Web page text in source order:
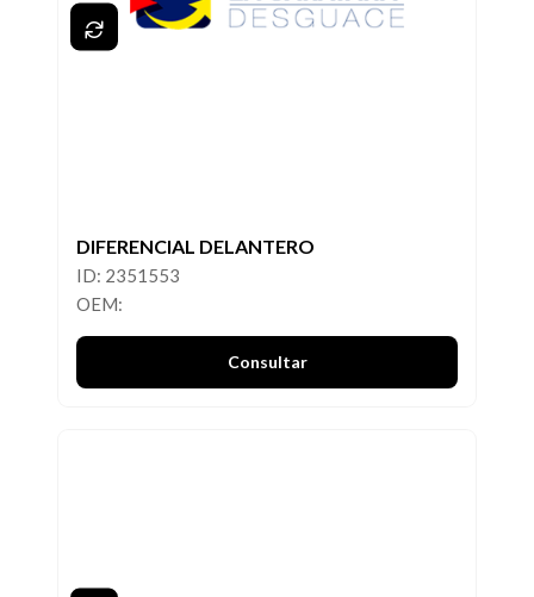
DIFERENCIAL DELANTERO
ID: 2351553
OEM:
Consultar